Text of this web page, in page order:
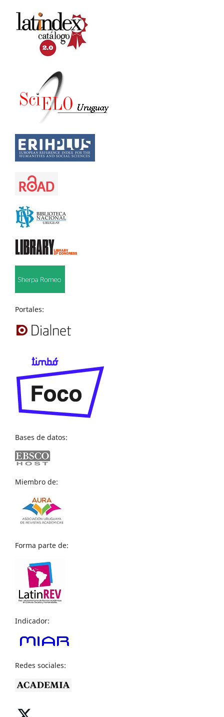
Portales:
Bases de datos:
Miembro de:
Forma parte de:
Indicador:
Redes sociales: